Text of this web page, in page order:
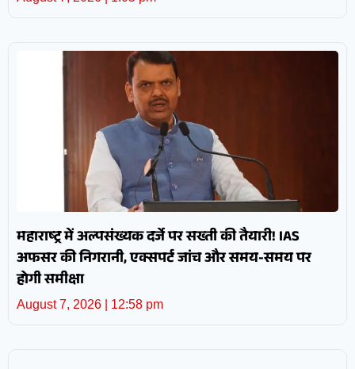
महाराष्ट्र में अल्पसंख्यक दर्जे पर सख्ती की तैयारी! IAS
अफसर की निगरानी, एक्सपर्ट जांच और समय-समय पर
होगी समीक्षा
August 7, 2026 12:58 pm